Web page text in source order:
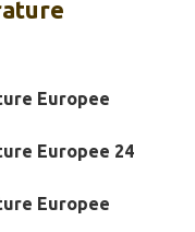
Europee
Europee 24
Europee